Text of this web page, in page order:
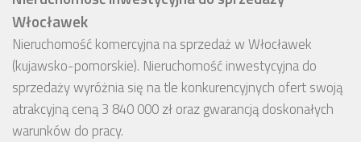
Włocławek
Nieruchomość komercyjna na sprzedaż w Włocławek
(kujawsko-pomorskie). Nieruchomość inwestycyjna do
sprzedaży wyróżnia się na tle konkurencyjnych ofert swoją
atrakcyjną ceną 3 840 000 zł oraz gwarancją doskonałych
warunków do pracy.